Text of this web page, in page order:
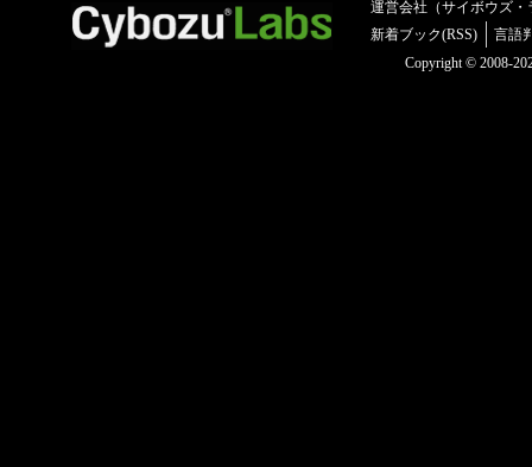
運営会社（サイボウズ・
新着ブック(RSS)
言語
Copyright © 2008-